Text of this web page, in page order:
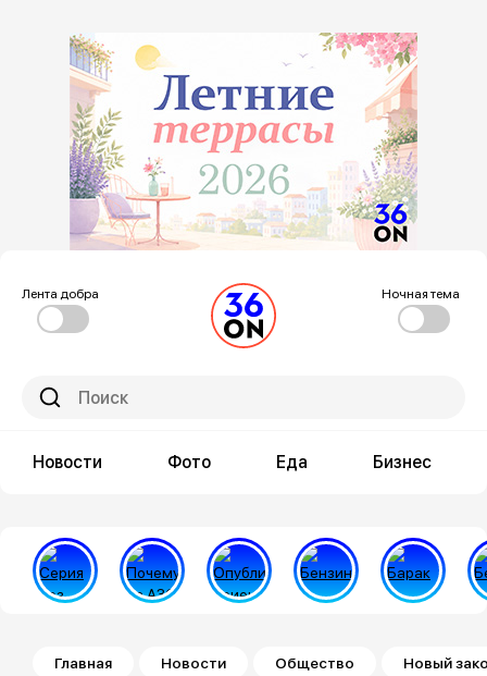
Лента добра Ночная тема
Новости Фото Еда Бизнес
Строка навигации
Главная Новости Общество Новый